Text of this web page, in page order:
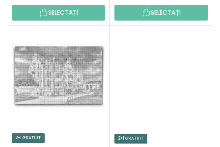
I
SELECTAȚI SELECTAȚI
2+1 GRATUIT 2+1 GRATUIT